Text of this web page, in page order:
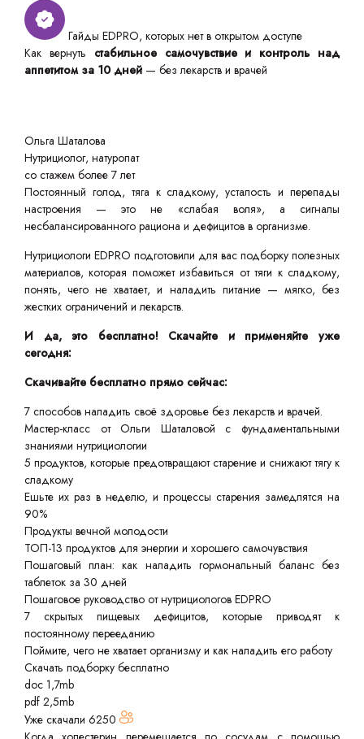
Гайды EDPRO, которых нет в открытом доступе
Как вернуть стабильное самочувствие и контроль над
аппетитом за 10 дней — без лекарств и врачей
Ольга Шаталова
Нутрициолог, натуропат
со стажем более 7 лет
Постоянный голод, тяга к сладкому, усталость и перепады
настроения — это не «слабая воля», а сигналы
несбалансированного рациона и дефицитов в организме.
Нутрициологи EDPRO подготовили для вас подборку полезных
материалов, которая поможет избавиться от тяги к сладкому,
понять, чего не хватает, и наладить питание — мягко, без
жестких ограничений и лекарств.
И да, это бесплатно! Скачайте и применяйте уже
сегодня:
Скачивайте бесплатно прямо сейчас:
7 способов наладить своё здоровье без лекарств и врачей.
Мастер-класс от Ольги Шаталовой с фундаментальными
знаниями нутрициологии
5 продуктов, которые предотвращают старение и снижают тягу к
сладкому
Ешьте их раз в неделю, и процессы старения замедлятся на
90%
Продукты вечной молодости
ТОП-13 продуктов для энергии и хорошего самочувствия
Пошаговый план: как наладить гормональный баланс без
таблеток за 30 дней
Пошаговое руководство от нутрициологов EDPRO
7 скрытых пищевых дефицитов, которые приводят к
постоянному перееданию
Поймите, чего не хватает организму и как наладить его работу
Скачать подборку бесплатно
doc 1,7mb
pdf 2,5mb
Уже скачали 6250